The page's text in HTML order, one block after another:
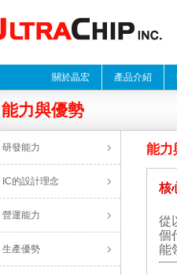
關於晶宏 產品介紹
能力與優勢
研發能力
IC的設計理念
營運能力
生產優勢
能力
核
從
個
能